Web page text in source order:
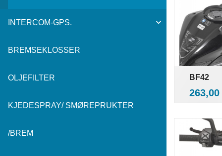
INTERCOM-GPS.
BREMSEKLOSSER
OLJEFILTER
KJEDESPRAY/ SMØREPRUKTER
/BREM
BF42
Pris
263,00